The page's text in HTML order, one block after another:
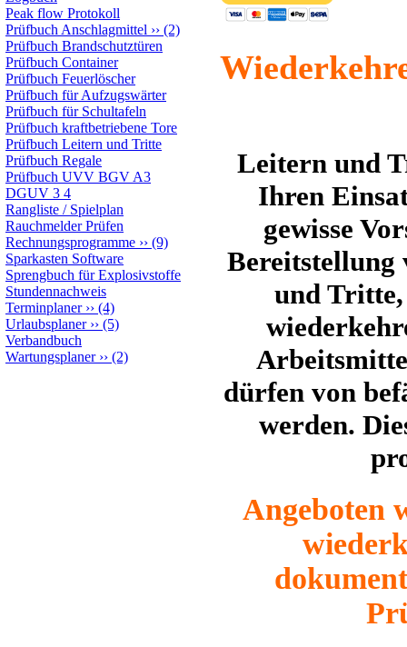
Peak flow Protokoll
Prüfbuch Anschlagmittel ›› (2)
Prüfbuch Brandschutztüren
Prüfbuch Container
Prüfbuch Feuerlöscher
Prüfbuch für Aufzugswärter
Prüfbuch für Schultafeln
Prüfbuch kraftbetriebene Tore
Prüfbuch Leitern und Tritte
Prüfbuch Regale
Prüfbuch UVV BGV A3
DGUV 3 4
Rangliste / Spielplan
Rauchmelder Prüfen
Rechnungsprogramme ›› (9)
Sparkasten Software
Sprengbuch für Explosivstoffe
Stundennachweis
Terminplaner›› (4)
Urlaubsplaner›› (5)
Verbandbuch
Wartungsplaner›› (2)
Leitern und
Ihren
gewisse
und Tritte,
dürfen von
werden.
Angeboten